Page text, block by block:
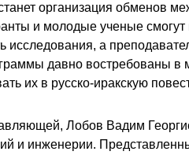
организация обменов
и молодые ученые
исследования, а
давно востребованы в
их в русско-иракскую
Лобов Вадим
и инженерии.